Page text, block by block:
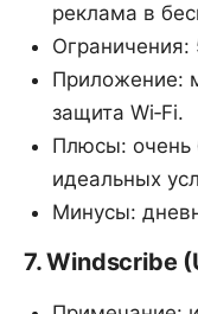
реклама в
Приложение:
защита Wi‑Fi.
Плюсы: очень
идеальных
Минусы:
7. Windscribe